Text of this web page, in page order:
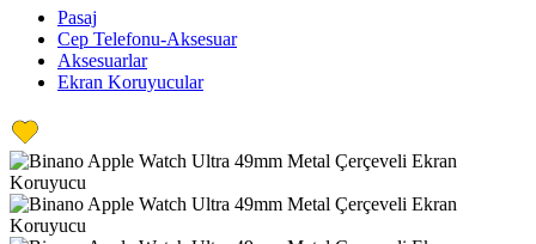
Pasaj
Cep Telefonu-Aksesuar
Aksesuarlar
Ekran Koruyucular